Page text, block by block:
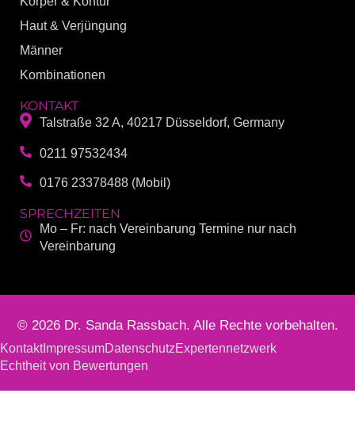
Haut & Verjüngung
Männer
Kombinationen
KONTAKT
Talstraße 32 A, 40217 Düsseldorf, Germany
0211 97532434
0176 23378488 (Mobil)
SPRECHZEITEN
Mo – Fr: nach Vereinbarung Termine nur nach
Vereinbarung
© 2026 Dr. Sanda Rassbach. Alle Rechte vorbehalten.
KontaktImpressumDatenschutzExpertennetzwerk
Echtheit von Bewertungen